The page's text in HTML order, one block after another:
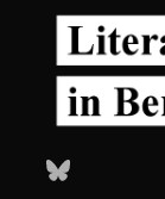
Bluesky